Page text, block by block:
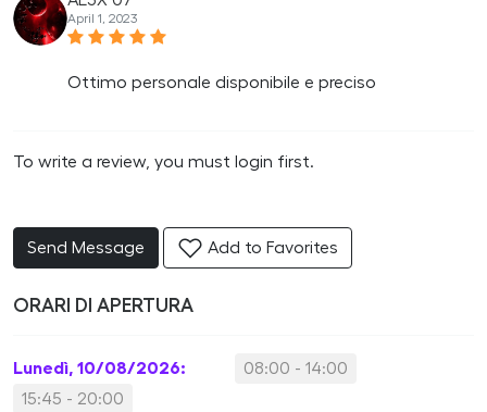
April 1, 2023
Ottimo personale disponibile e preciso
To write a review, you must login first.
Send Message Add to Favorites
ORARI DI APERTURA
Lunedì, 10/08/2026:
08:00 - 14:00
15:45 - 20:00